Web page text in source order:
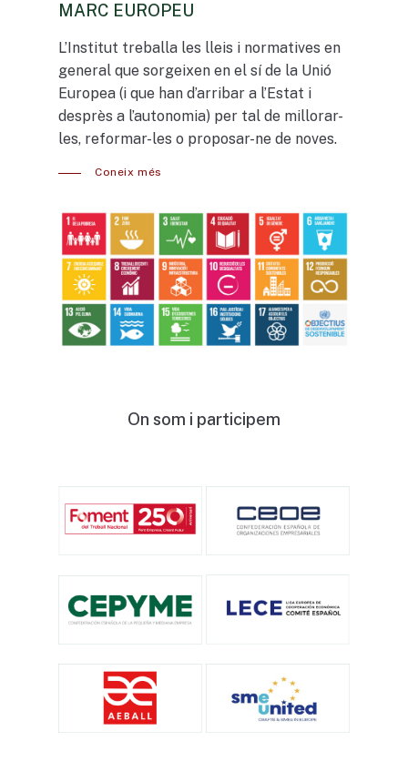
MARC EUROPEU
L’Institut treballa les lleis i normatives en
general que sorgeixen en el sí de la Unió
Europea (i que han d’arribar a l’Estat i
desprès a l’autonomia) per tal de millorar-
les, reformar-les o proposar-ne de noves.
Coneix més
On som i participem